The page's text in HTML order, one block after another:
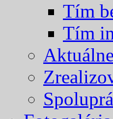
Tím
Tím